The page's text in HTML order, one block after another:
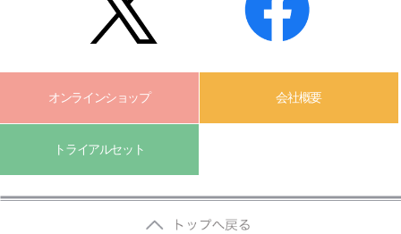
オンラインショップ 会社概要
トライアルセット